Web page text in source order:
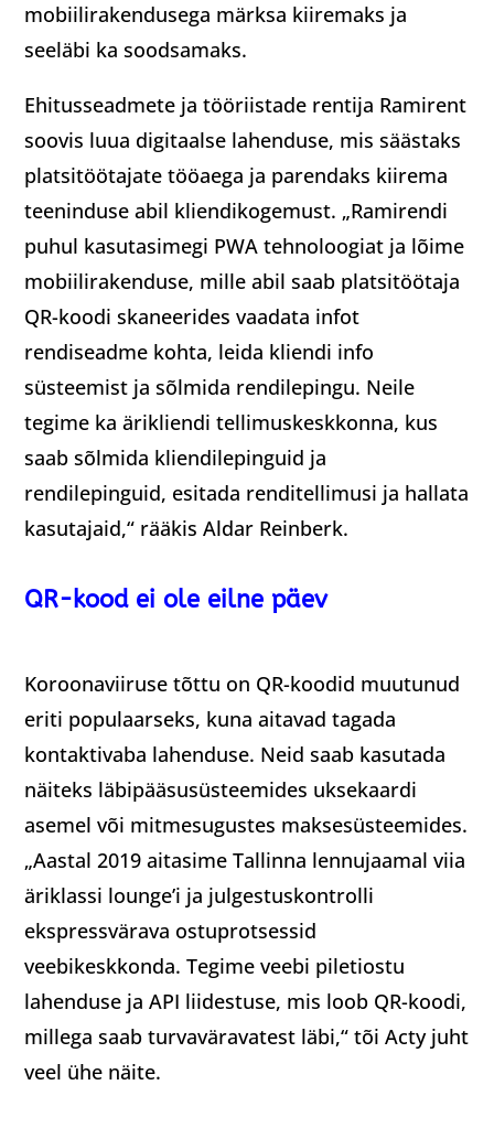
mobiilirakendusega märksa kiiremaks ja
seeläbi ka soodsamaks.
Ehitusseadmete ja tööriistade rentija Ramirent
soovis luua digitaalse lahenduse, mis säästaks
platsitöötajate tööaega ja parendaks kiirema
teeninduse abil kliendikogemust. „Ramirendi
puhul kasutasimegi PWA tehnoloogiat ja lõime
mobiilirakenduse, mille abil saab platsitöötaja
QR-koodi skaneerides vaadata infot
rendiseadme kohta, leida kliendi info
süsteemist ja sõlmida rendilepingu. Neile
tegime ka ärikliendi tellimuskeskkonna, kus
saab sõlmida kliendilepinguid ja
rendilepinguid, esitada renditellimusi ja hallata
kasutajaid,“ rääkis Aldar Reinberk.
QR-kood ei ole eilne päev
Koroonaviiruse tõttu on QR-koodid muutunud
eriti populaarseks, kuna aitavad tagada
kontaktivaba lahenduse. Neid saab kasutada
näiteks läbipääsusüsteemides uksekaardi
asemel või mitmesugustes maksesüsteemides.
„Aastal 2019 aitasime Tallinna lennujaamal viia
äriklassi lounge’i ja julgestuskontrolli
ekspressvärava ostuprotsessid
veebikeskkonda. Tegime veebi piletiostu
lahenduse ja API liidestuse, mis loob QR-koodi,
millega saab turvaväravatest läbi,“ tõi Acty juht
veel ühe näite.